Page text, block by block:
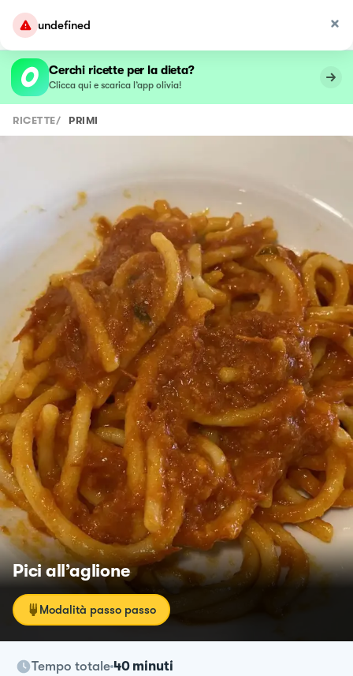
undefined
Cerchi ricette per la dieta?
Clicca qui e scarica l’app olivia!
RICETTE/ PRIMI
Pici all’aglione
Modalità passo passo
Tempo totale 40 minuti